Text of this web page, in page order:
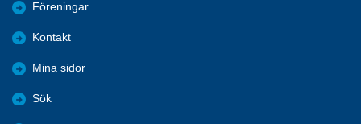
Föreningar
Kontakt
Mina sidor
Sök